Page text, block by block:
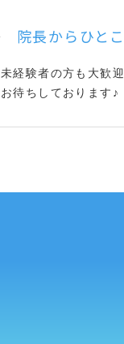
院長からひと
未経験者の方も大歓
お待ちしております♪